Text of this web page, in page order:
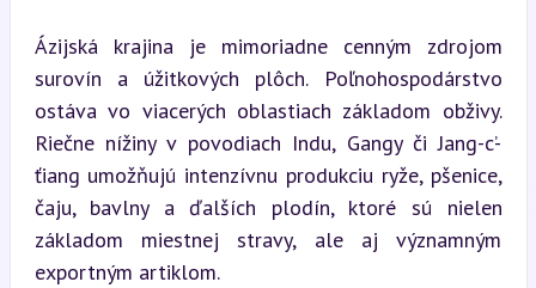
Ázijská krajina je mimoriadne cenným zdrojom
surovín a úžitkových plôch. Poľnohospodárstvo
ostáva vo viacerých oblastiach základom obživy.
Riečne nížiny v povodiach Indu, Gangy či Jang-c’-
ťiang umožňujú intenzívnu produkciu ryže, pšenice,
čaju, bavlny a ďalších plodín, ktoré sú nielen
základom miestnej stravy, ale aj významným
exportným artiklom.